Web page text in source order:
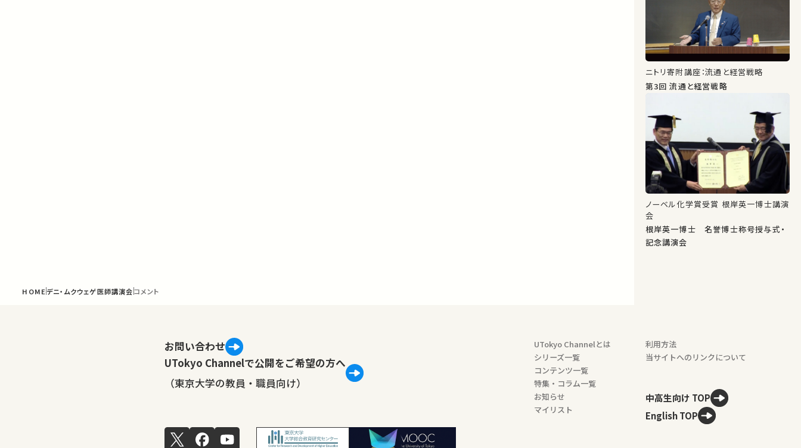
HOMEデニ・ムクウェゲ医師講演会コメント
ニトリ寄附講座：流通と経営戦略
第3回 流通と経営戦略
ノーベル化学賞受賞 根岸英一博士講演
会
根岸英一博士 名誉博士称号授与式・
記念講演会
お問い合わせ
UTokyo Channelで公開をご希望の方へ
（東京大学の教員・職員向け）
UTokyo Channelとは
シリーズ一覧
コンテンツ一覧
特集・コラム一覧
お知らせ
マイリスト
利用方法
当サイトへのリンクについて
中高生向け TOP
English TOP